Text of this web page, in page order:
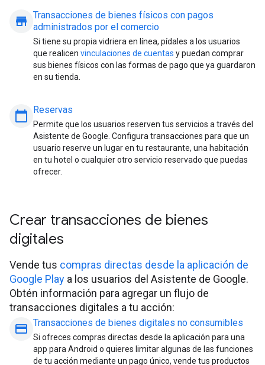
store Transacciones de bienes físicos con pagos
administrados por el comercio
Si tiene su propia vidriera en línea, pídales a los usuarios
que realicen vinculaciones de cuentas y puedan comprar
sus bienes físicos con las formas de pago que ya guardaron
en su tienda.
calendar_today Reservas
Permite que los usuarios reserven tus servicios a través del
Asistente de Google. Configura transacciones para que un
usuario reserve un lugar en tu restaurante, una habitación
en tu hotel o cualquier otro servicio reservado que puedas
ofrecer.
Crear transacciones de bienes
digitales
Vende tus compras directas desde la aplicación de
Google Play a los usuarios del Asistente de Google.
Obtén información para agregar un flujo de
transacciones digitales a tu acción:
payment Transacciones de bienes digitales no consumibles
Si ofreces compras directas desde la aplicación para una
app para Android o quieres limitar algunas de las funciones
de tu acción mediante un pago único, vende tus productos